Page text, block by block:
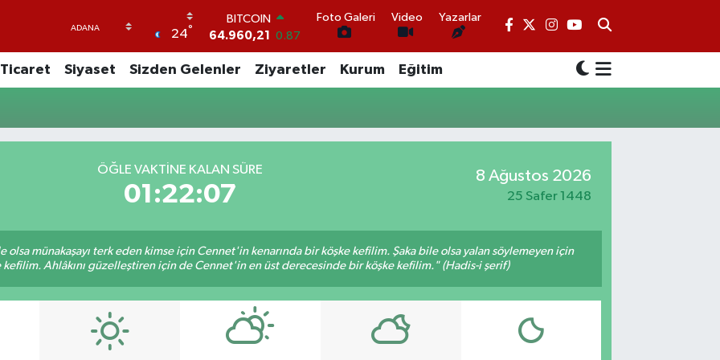
24°
BITCOIN
64.960,21
0.87
DOLAR
47,7436 0.18
EURO
6660.55
BİST100
13.779
Foto Galeri Video Yazarlar
Ticaret Siyaset Sizden Gelenler Ziyaretler Kurum Eğitim
ÖĞLE VAKTINE KALAN SÜRE
01:22:07
8 Ağustos 2026
25 Safer 1448
olsa münakaşayı terk eden kimse için Cennet'in kenarında bir köşke kefilim. Şaka bile olsa yalan söylemeyen için
kefilim. Ahlâkını güzelleştiren için de Cennet'in en üst derecesinde bir köşke kefilim." (Hadis-i şerif)